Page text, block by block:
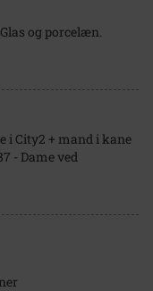
og porcelæn.
i City2 + mand i kane
- Dame ved